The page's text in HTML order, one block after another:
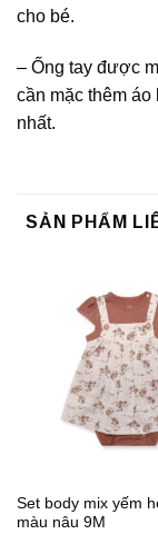
cho bé.
– Ống tay được
cần mặc thêm
nhất.
SẢN PHẨM
Set body mix yếm
màu nâu 9M